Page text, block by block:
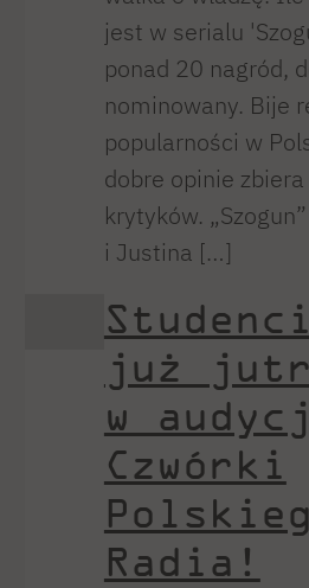
jest w serialu
ponad 20 nagród,
nominowany. Bije
popularności w
dobre opinie
krytyków.
i Justina […]
już
w
Czwórki
Radia!